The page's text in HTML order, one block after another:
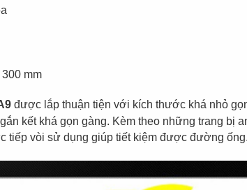
mm
được lắp thuận tiện với kích thước khá nhỏ
kết khá gọn gàng. Kèm theo những trang bị
tiếp vòi sử dụng giúp tiết kiệm được đường ống.